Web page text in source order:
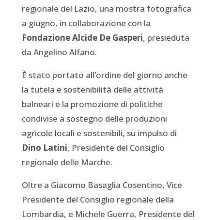
regionale del Lazio, una mostra fotografica
a giugno, in collaborazione con la
Fondazione Alcide De Gasperi, presieduta
da Angelino Alfano.
È stato portato all’ordine del giorno anche
la tutela e sostenibilità delle attività
balneari e la promozione di politiche
condivise a sostegno delle produzioni
agricole locali e sostenibili, su impulso di
Dino Latini, Presidente del Consiglio
regionale delle Marche.
Oltre a Giacomo Basaglia Cosentino, Vice
Presidente del Consiglio regionale della
Lombardia, e Michele Guerra, Presidente del